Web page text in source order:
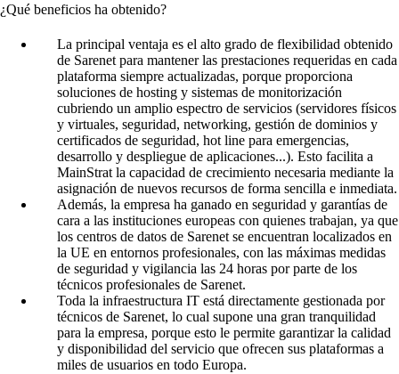
¿Qué beneficios ha obtenido?
La principal ventaja es el alto grado de flexibilidad obtenido
de Sarenet para mantener las prestaciones requeridas en cada
plataforma siempre actualizadas, porque proporciona
soluciones de hosting y sistemas de monitorización
cubriendo un amplio espectro de servicios (servidores físicos
y virtuales, seguridad, networking, gestión de dominios y
certificados de seguridad, hot line para emergencias,
desarrollo y despliegue de aplicaciones...). Esto facilita a
MainStrat la capacidad de crecimiento necesaria mediante la
asignación de nuevos recursos de forma sencilla e inmediata.
Además, la empresa ha ganado en seguridad y garantías de
cara a las instituciones europeas con quienes trabajan, ya que
los centros de datos de Sarenet se encuentran localizados en
la UE en entornos profesionales, con las máximas medidas
de seguridad y vigilancia las 24 horas por parte de los
técnicos profesionales de Sarenet.
Toda la infraestructura IT está directamente gestionada por
técnicos de Sarenet, lo cual supone una gran tranquilidad
para la empresa, porque esto le permite garantizar la calidad
y disponibilidad del servicio que ofrecen sus plataformas a
miles de usuarios en todo Europa.